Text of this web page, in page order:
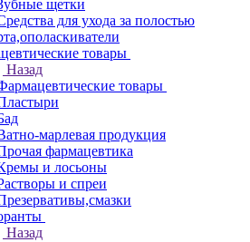
щетки
для ухода за полостью
товары
Назад
товары
марлевая продукция
фармацевтика
и лосьоны
и спреи
Назад